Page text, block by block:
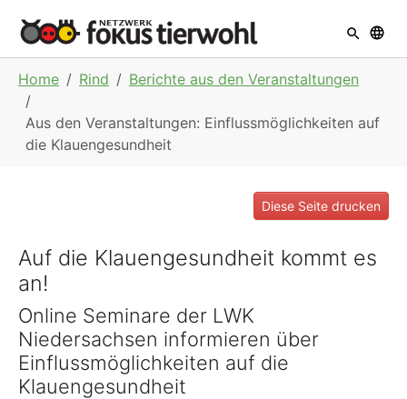
Home Rind Berichte aus den Veranstaltungen
Aus den Veranstaltungen: Einflussmöglichkeiten auf
die Klauengesundheit
Diese Seite drucken
Auf die Klauengesundheit kommt es
an!
Online Seminare der LWK
Niedersachsen informieren über
Einflussmöglichkeiten auf die
Klauengesundheit